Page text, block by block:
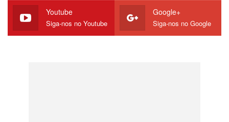
Youtube
Siga-nos no Youtube
Google+
Siga-nos no Google